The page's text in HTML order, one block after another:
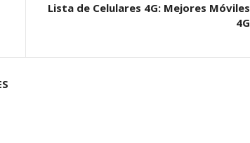
Lista de Celulares 4G: Mejores Móviles
4G